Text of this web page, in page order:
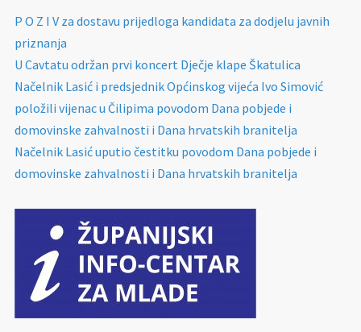
P O Z I V za dostavu prijedloga kandidata za dodjelu javnih
priznanja
U Cavtatu održan prvi koncert Dječje klape Škatulica
Načelnik Lasić i predsjednik Općinskog vijeća Ivo Simović
položili vijenac u Čilipima povodom Dana pobjede i
domovinske zahvalnosti i Dana hrvatskih branitelja
Načelnik Lasić uputio čestitku povodom Dana pobjede i
domovinske zahvalnosti i Dana hrvatskih branitelja